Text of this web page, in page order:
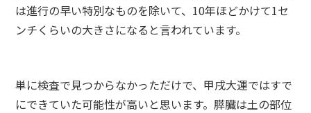
は進行の早い特別なものを除いて、10年ほどかけて1セ
ンチくらいの大きさになると言われています。
単に検査で見つからなかっただけで、甲戌大運ではすで
にできていた可能性が高いと思います。膵臓は土の部位